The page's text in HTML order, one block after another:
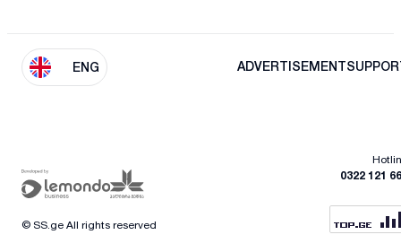
ENG ADVERTISEMENT
0322 121
© SS.ge All rights reserved